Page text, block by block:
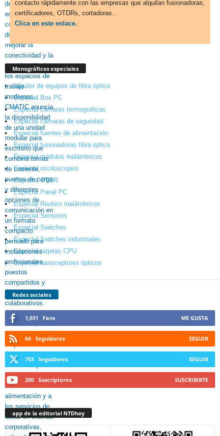
contacto rápidamente con las empresas que alquilan fusionadoras,
certificadores, OTDRs, cortadoras...
Clica en este enlace.
Monográficos especiales
Alquiler de equipos de fibra óptica
Especial Box PC
Especial cámaras termográficas
Especial cámaras de seguridad
Especial fuentes de alimentación
Especial fusionadoras fibra óptica
Especial módulos inalámbricos
Especial osciloscopios
Especial OTDR
Especial Panel PC
Especial Routers inalámbricos
Especial Sensores
Especial Switches
Especial Switches industriales
Especial tarjetas CPU
Especial transceptores ópticos
Redes sociales
1,031 Fans ME GUSTA
64 Seguidores SEGUIR
753 Seguidores SEGUIR
200 Suscriptores SUSCRIBIRTE
app de la editorial NTDhoy